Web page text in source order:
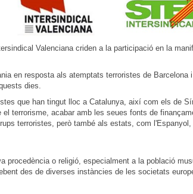
Valenciana criden a la participació en la
en resposta als atemptats terroristes de
dies.
que han tingut lloc a Catalunya, així com els de
terrorisme, acabar amb les seues fonts de
terroristes, però també als estats, com
o religió, especialment a la població
des de diverses instàncies de les societats